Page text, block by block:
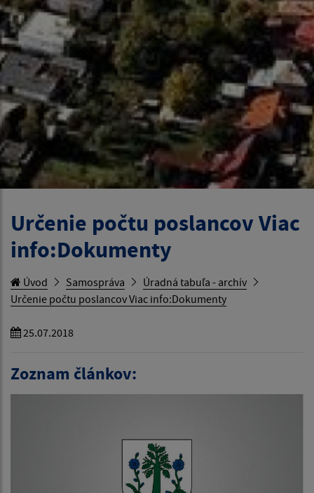
Určenie počtu poslancov Viac
info:Dokumenty
Úvod Samospráva
Úradná tabuľa - archív
Určenie počtu poslancov Viac info:Dokumenty
25.07.2018
Zoznam článkov: